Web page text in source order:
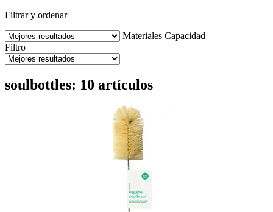
Filtrar y ordenar
Materiales Capacidad
Filtro
soulbottles: 10 artículos